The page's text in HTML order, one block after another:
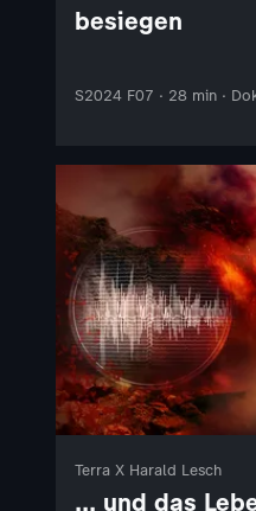
besiegen
S2024 F07 · 28 min ·
Terra X Harald Lesch
... und das